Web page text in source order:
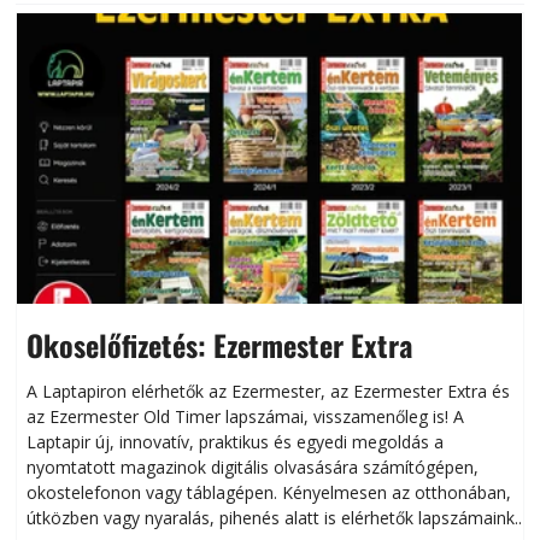
Okoselőfizetés: Ezermester Extra
A Laptapiron elérhetők az Ezermester, az Ezermester Extra és
az Ezermester Old Timer lapszámai, visszamenőleg is! A
Laptapir új, innovatív, praktikus és egyedi megoldás a
nyomtatott magazinok digitális olvasására számítógépen,
okostelefonon vagy táblagépen. Kényelmesen az otthonában,
útközben vagy nyaralás, pihenés alatt is elérhetők lapszámaink.